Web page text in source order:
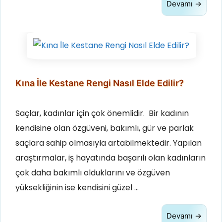
Devamı →
Kına İle Kestane Rengi Nasıl Elde Edilir?
Saçlar, kadınlar için çok önemlidir. Bir kadının
kendisine olan özgüveni, bakımlı, gür ve parlak
saçlara sahip olmasıyla artabilmektedir. Yapılan
araştırmalar, iş hayatında başarılı olan kadınların
çok daha bakımlı olduklarını ve özgüven
yüksekliğinin ise kendisini güzel …
Devamı →